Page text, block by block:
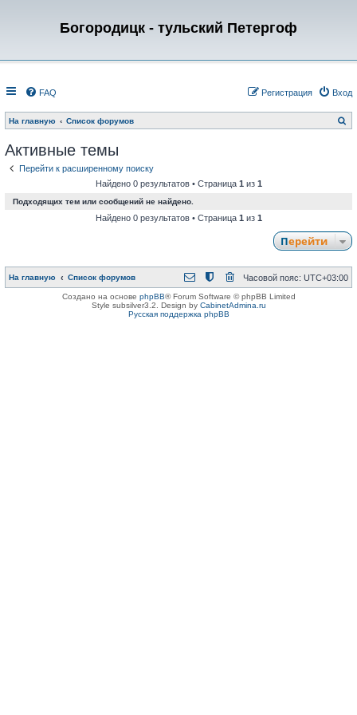
Богородицк - тульский Петергоф
FAQ Вход
Регистрация
На главную Список форумов
о
Активные темы
Перейти к расширенному поиску
Найдено 0 результатов • Страница 1 из 1
Подходящих тем или сообщений не найдено.
Найдено 0 результатов • Страница 1 из 1
Перейти
На главную Список форумов Часовой пояс: UTC+03:00
Создано на основе phpBB® Forum Software © phpBB Limited
Style subsilver3.2. Design by CabinetAdmina.ru
Русская поддержка phpBB